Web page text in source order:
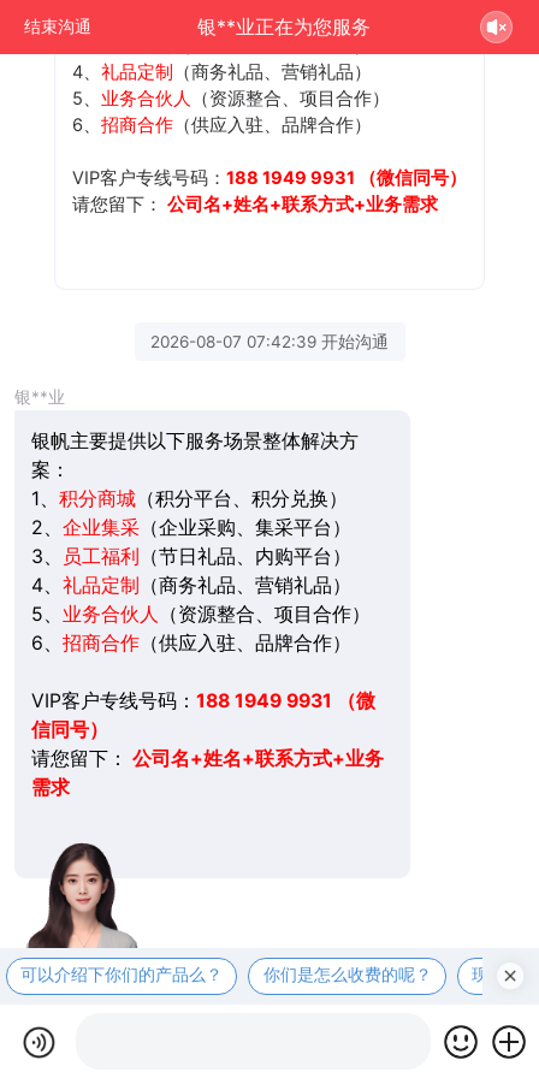
结束沟通 银**业正在为您服务
2、
（企业采购、集采平台）
4、 礼品定制
（商务礼品、营销礼品）
5、 业务合伙人
（资源整合、项目合作）
6、 招商合作 （供应入驻、品牌合作）
VIP客户专线号码： 188 1949 9931 （微信同号）
请您留下： 公司名+姓名+联系方式+业务需求
2026-08-07 07:42:39 开始沟通
银**业
银帆主要提供以下服务场景整体解决方
案：
1、 积分商城（积分平台、积分兑换）
2、 企业集采（企业采购、集采平台）
3、
员工福利 （节日礼品、内购平台）
4、 礼品定制 （商务礼品、营销礼品）
5、 业务合伙人
（资源整合、项目合作）
6、 招商合作（供应入驻、品牌合作）
VIP客户专线号码： 188 1949 9931 （微
信同号）
请您留下： 公司名+姓名+联系方式+业务
需求
可以介绍下你们的产品么？ 你们是怎么收费的呢？ 现在有